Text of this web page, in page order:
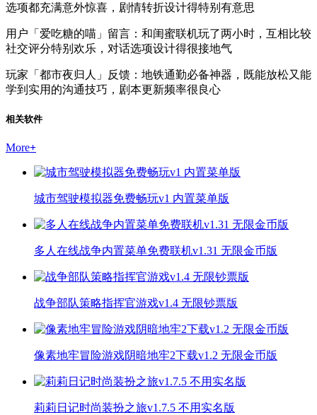
选项都充满意外惊喜，剧情转折设计得特别有意思
用户「爱吃糖的喵」留言：和闺蜜联机玩了两小时，互相比较
社交评分特别欢乐，对话选项设计得很接地气
玩家「都市夜归人」反馈：地铁通勤必备神器，既能放松又能
学到实用的沟通技巧，剧本更新频率很良心
相关软件
More+
城市驾驶模拟器免费畅玩v1 内置菜单版
多人在线战争内置菜单免费联机v1.31 无限金币版
战争部队策略指挥官游戏v1.4 无限钞票版
像素地牢冒险游戏阴暗地牢2下载v1.2 无限金币版
莉莉日记时尚装扮之旅v1.7.5 不用实名版